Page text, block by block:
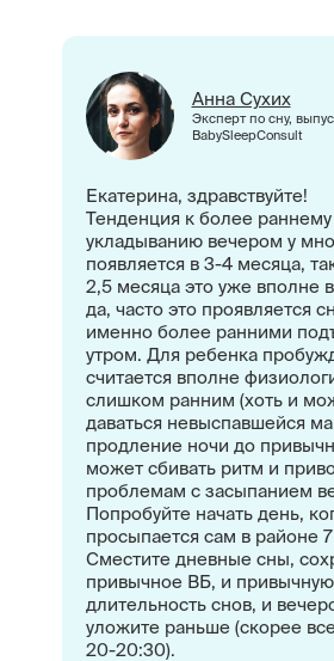
Анна Сухих
Эксперт по сну,
BabySleepConsult
Екатерина, здравствуйте!
Тенденция к более раннему
укладыванию вечером у
появляется в 3-4 месяца,
2,5 месяца это уже вполне
да, часто это проявляется
именно более ранними
утром. Для ребенка
считается вполне
слишком ранним (хоть и
даваться невыспавшейся
продление ночи до
может сбивать ритм и
проблемам с засыпанием
Попробуйте начать день,
просыпается сам в районе 7
Сместите дневные сны,
привычное ВБ, и привычную
длительность снов, и
уложите раньше (скорее
20-20:30).